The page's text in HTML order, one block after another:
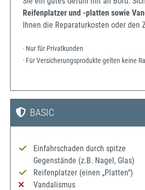
Reifenplatzer und -platten sowie
Ihnen die Reparaturkosten oder den
· Nur für Privatkunden
· Für Versicherungsprodukte gelten keine
BASIC
Einfahrschaden durch spitze
Gegenstände (z.B. Nagel, Glas)
Reifenplatzer (einen „Platten“)
Vandalismus